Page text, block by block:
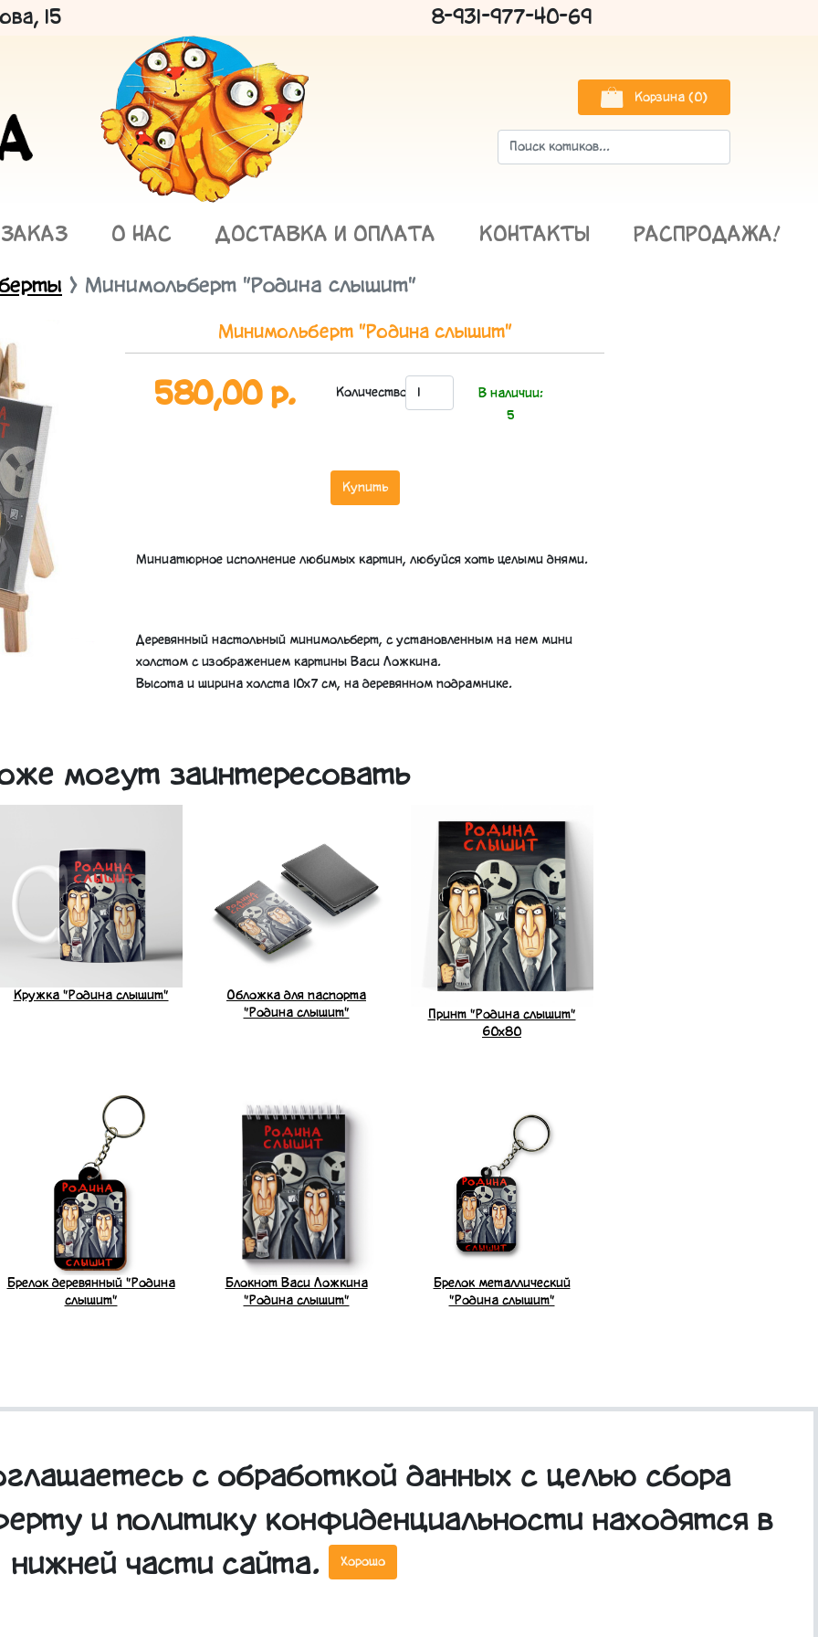
15 8-931-977-40-69
Корзина (0)
О НАС ДОСТАВКА И ОПЛАТА КОНТАКТЫ РАСПРОДАЖА!
Минимольберт "Родина слышит"
Минимольберт "Родина слышит"
580,00 р. Количество:
В наличии:
5
Купить
Миниатюрное исполнение любимых картин, любуйся хоть целыми днями.
Деревянный настольный минимольберт, с установленным на нем мини
холстом с изображением картины Васи Ложкина.
Высота и ширина холста 10х7 см, на деревянном подрамнике.
могут заинтересовать
Кружка "Родина слышит"
Обложка для паспорта
"Родина слышит"
Принт "Родина слышит"
60x80
Брелок деревянный "Родина
слышит"
Блокнот Васи Ложкина
"Родина слышит"
Брелок металлический
"Родина слышит"
3D стикер "Родина знает" 3D стикеры парные "Родина"
с обработкой данных с целью сбора
и политику конфиденциальности находятся в
нижней части сайта.
Хорошо